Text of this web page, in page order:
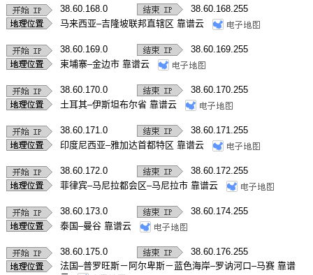
38.60.168.0
38.60.168.255
马来西亚–吉隆坡联邦直辖区 靠谱云
38.60.169.0
38.60.169.255
柬埔寨–金边市 靠谱云
38.60.170.0
38.60.170.255
土耳其–伊斯坦布尔省 靠谱云
38.60.171.0
38.60.171.255
印度尼西亚–雅加达首都特区 靠谱云
38.60.172.0
38.60.172.255
菲律宾–马尼拉都会区–马尼拉市 靠谱云
38.60.173.0
38.60.174.255
泰国–曼谷 靠谱云
38.60.175.0
38.60.176.255
法国–普罗旺斯－阿尔卑斯－蓝色海岸–罗讷河口–马赛 靠谱